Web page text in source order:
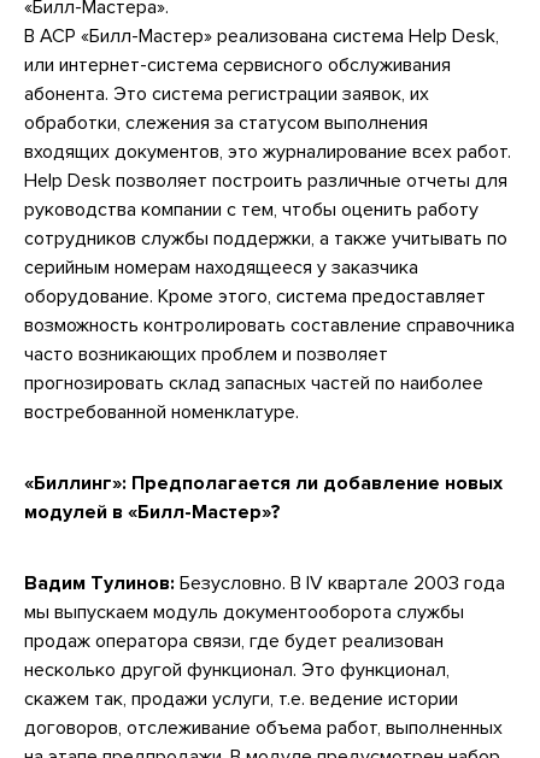
«Билл-Мастера».
В АСР «Билл-Мастер» реализована система Help Desk,
или интернет-система сервисного обслуживания
абонента. Это система регистрации заявок, их
обработки, слежения за статусом выполнения
входящих документов, это журналирование всех работ.
Help Desk позволяет построить различные отчеты для
руководства компании с тем, чтобы оценить работу
сотрудников службы поддержки, а также учитывать по
серийным номерам находящееся у заказчика
оборудование. Кроме этого, система предоставляет
возможность контролировать составление справочника
часто возникающих проблем и позволяет
прогнозировать склад запасных частей по наиболее
востребованной номенклатуре.
«Биллинг»: Предполагается ли добавление новых
модулей в «Билл-Мастер»?
Вадим Тулинов: Безусловно. В IV квартале 2003 года
мы выпускаем модуль документооборота службы
продаж оператора связи, где будет реализован
несколько другой функционал. Это функционал,
скажем так, продажи услуги, т.е. ведение истории
договоров, отслеживание объема работ, выполненных